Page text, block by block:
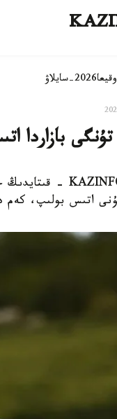
وقيعا2026-سايلاۋ
تۇنگى بازاردا
اتىس بولىپ، كەم